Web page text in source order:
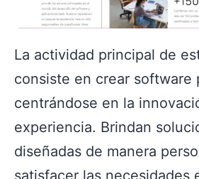
La actividad principal de
consiste en crear software
centrándose en la
experiencia. Brindan
diseñadas de manera
satisfacer las necesidades